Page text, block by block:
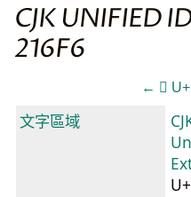
CJK UNIFIED
216F6
← 𡛵
文字區域